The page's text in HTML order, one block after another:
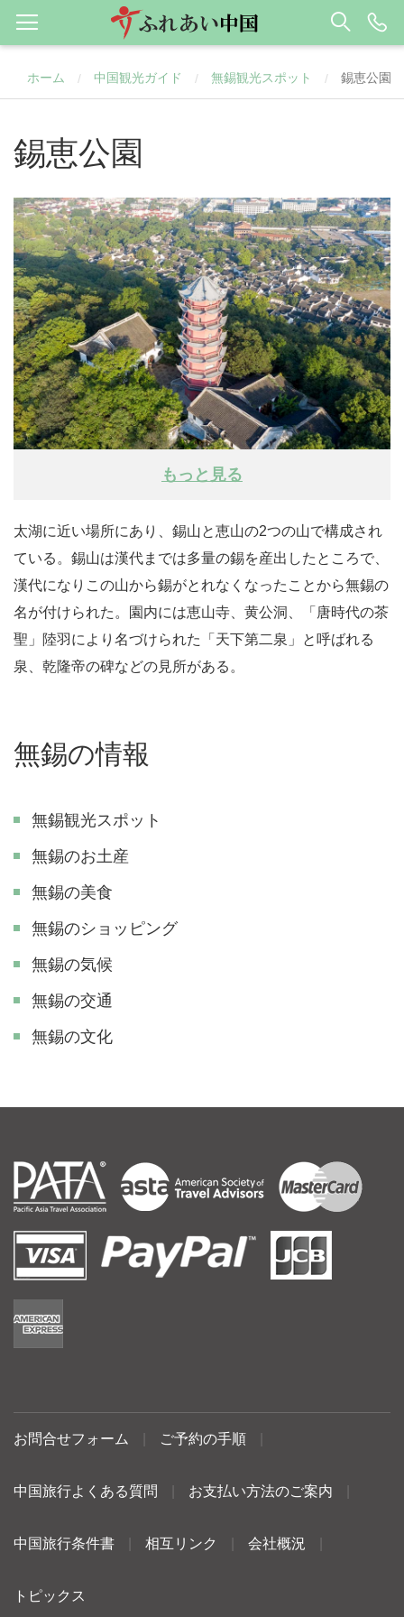
ホーム / 中国観光ガイド / 無錫観光スポット / 錫恵公園
錫恵公園
もっと見る
太湖に近い場所にあり、錫山と恵山の2つの山で構成され
ている。錫山は漢代までは多量の錫を産出したところで、
漢代になりこの山から錫がとれなくなったことから無錫の
名が付けられた。園内には恵山寺、黄公洞、「唐時代の茶
聖」陸羽により名づけられた「天下第二泉」と呼ばれる
泉、乾隆帝の碑などの見所がある。
無錫の情報
無錫観光スポット
無錫のお土産
無錫の美食
無錫のショッピング
無錫の気候
無錫の交通
無錫の文化
お問合せフォーム ご予約の手順
中国旅行よくある質問 お支払い方法のご案内
中国旅行条件書 相互リンク 会社概況
トピックス